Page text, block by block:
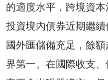
的適度水平，跨境資
投資境內債券近期繼
國外匯儲備充足，餘
界第一。在國際收支